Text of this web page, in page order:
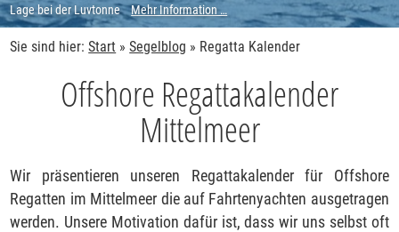
Lage bei der LuvtonneMehr Information …
Sie sind hier:Start »Segelblog » Regatta Kalender
Offshore Regattakalender
Mittelmeer
Wir präsentieren unseren Regattakalender für Offshore
Regatten im Mittelmeer die auf Fahrtenyachten ausgetragen
werden. Unsere Motivation dafür ist, dass wir uns selbst oft